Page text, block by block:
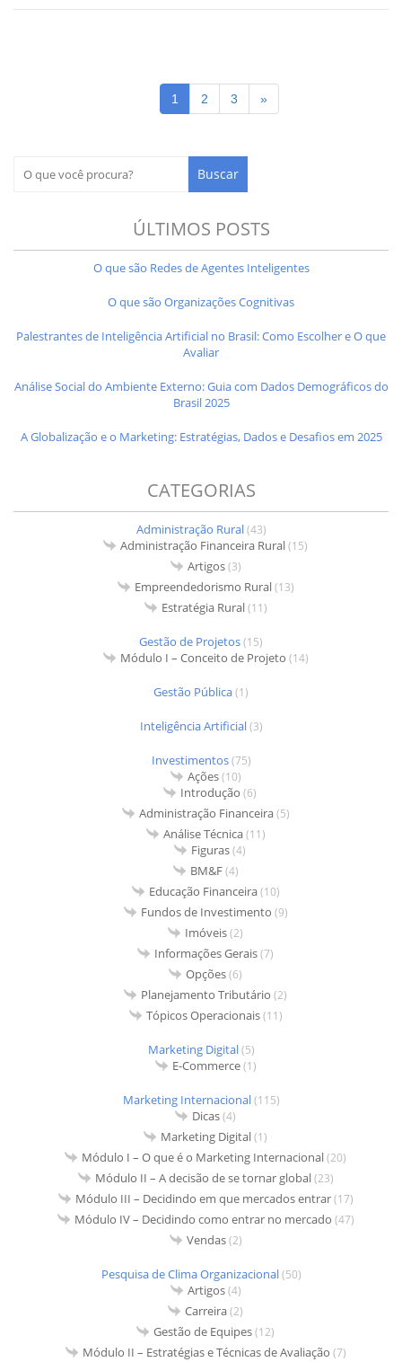
1 2 3 »
ÚLTIMOS POSTS
O que são Redes de Agentes Inteligentes
O que são Organizações Cognitivas
Palestrantes de Inteligência Artificial no Brasil: Como Escolher e O que
Avaliar
Análise Social do Ambiente Externo: Guia com Dados Demográficos do
Brasil 2025
A Globalização e o Marketing: Estratégias, Dados e Desafios em 2025
CATEGORIAS
Administração Rural(43)
Administração Financeira Rural(15)
Artigos(3)
Empreendedorismo Rural(13)
Estratégia Rural(11)
Gestão de Projetos(15)
Módulo I – Conceito de Projeto (14)
Gestão Pública(1)
Inteligência Artificial(3)
Investimentos(75)
Ações(10)
Introdução (6)
Administração Financeira(5)
Análise Técnica(11)
Figuras(4)
BM&F(4)
Educação Financeira(10)
Fundos de Investimento (9)
Imóveis(2)
Informações Gerais(7)
Opções(6)
Planejamento Tributário (2)
Tópicos Operacionais(11)
Marketing Digital(5)
E-Commerce(1)
Marketing Internacional(115)
Dicas(4)
Marketing Digital(1)
Módulo I – O que é o Marketing Internacional(20)
Módulo II – A decisão de se tornar global(23)
Módulo III – Decidindo em que mercados entrar(17)
Módulo IV – Decidindo como entrar no mercado (47)
Vendas(2)
Pesquisa de Clima Organizacional(50)
Artigos(4)
Carreira(2)
Gestão de Equipes(12)
Módulo II – Estratégias e Técnicas de Avaliação (7)